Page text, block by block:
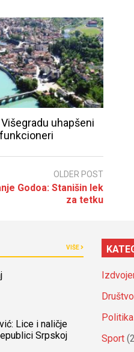
uhapšeni
OLDER POST
Godoa: Stanišin lek
za tetku
VIŠE
Lice i naličje
Srpskoj
Društvo
Politika
Sport